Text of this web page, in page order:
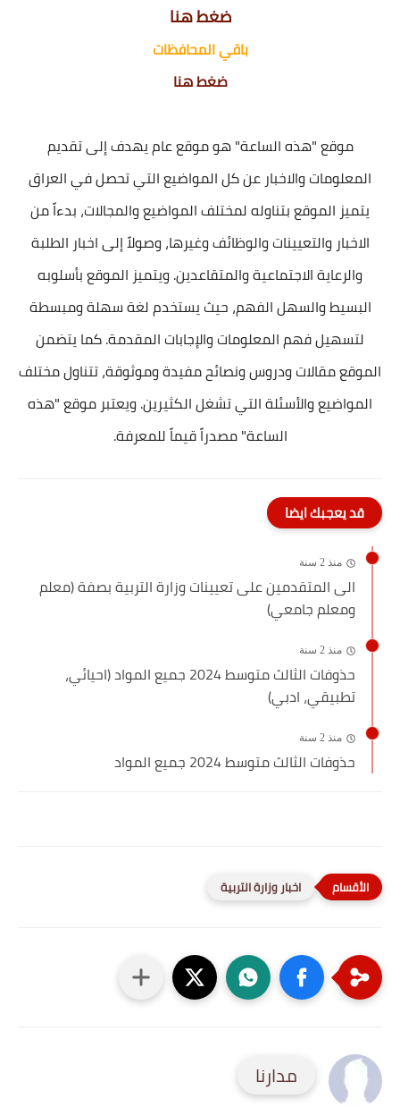
ضغط هنا
باقي المحافظات
ضغط هنا
موقع "هذه الساعة" هو موقع عام يهدف إلى تقديم
المعلومات والاخبار عن كل المواضيع التي تحصل في العراق
يتميز الموقع بتناوله لمختلف المواضيع والمجالات، بدءاً من
الاخبار والتعيينات والوظائف وغيرها، وصولاً إلى اخبار الطلبة
والرعاية الاجتماعية والمتقاعدين. ويتميز الموقع بأسلوبه
البسيط والسهل الفهم، حيث يستخدم لغة سهلة ومبسطة
لتسهيل فهم المعلومات والإجابات المقدمة. كما يتضمن
الموقع مقالات ودروس ونصائح مفيدة وموثوقة، تتناول مختلف
المواضيع والأسئلة التي تشغل الكثيرين. ويعتبر موقع "هذه
الساعة" مصدراً قيماً للمعرفة.
قد يعجبك ايضا
منذ 2 سنة
الى المتقدمين على تعيينات وزارة التربية بصفة (معلم
ومعلم جامعي)
منذ 2 سنة
حذوفات الثالث متوسط 2024 جميع المواد (احيائي،
تطبيقي، ادبي)
منذ 2 سنة
حذوفات الثالث متوسط 2024 جميع المواد
اخبار وزارة التربية
مدارنا